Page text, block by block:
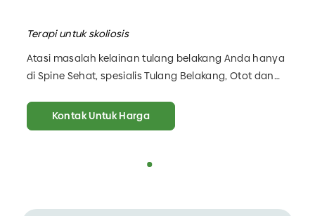
Terapi untuk skoliosis
Atasi masalah kelainan tulang belakang Anda hanya
di Spine Sehat, spesialis Tulang Belakang, Otot dan
Kontak Untuk Harga